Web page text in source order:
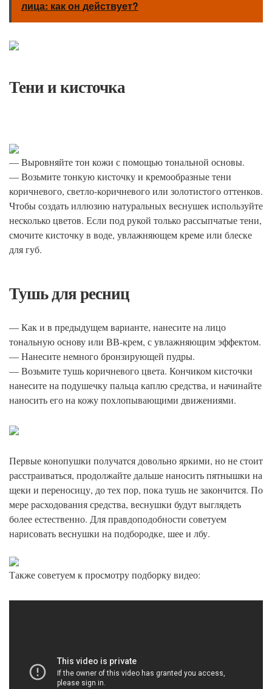
лица: как он действует?
Тени и кисточка
— Выровняйте тон кожи с помощью тональной основы.
— Возьмите тонкую кисточку и кремообразные тени
коричневого, светло-коричневого или золотистого оттенков.
Чтобы создать иллюзию натуральных веснушек используйте
несколько цветов. Если под рукой только рассыпчатые тени,
смочите кисточку в воде, увлажняющем креме или блеске
для губ.
Тушь для ресниц
— Как и в предыдущем варианте, нанесите на лицо
тональную основу или ВВ-крем, с увлажняющим эффектом.
— Нанесите немного бронзирующей пудры.
— Возьмите тушь коричневого цвета. Кончиком кисточки
нанесите на подушечку пальца каплю средства, и начинайте
наносить его на кожу похлопывающими движениями.
Первые конопушки получатся довольно яркими, но не стоит
расстраиваться, продолжайте дальше наносить пятнышки на
щеки и переносицу, до тех пор, пока тушь не закончится. По
мере расходования средства, веснушки будут выглядеть
более естественно. Для правдоподобности советуем
нарисовать веснушки на подбородке, шее и лбу.
Также советуем к просмотру подборку видео: